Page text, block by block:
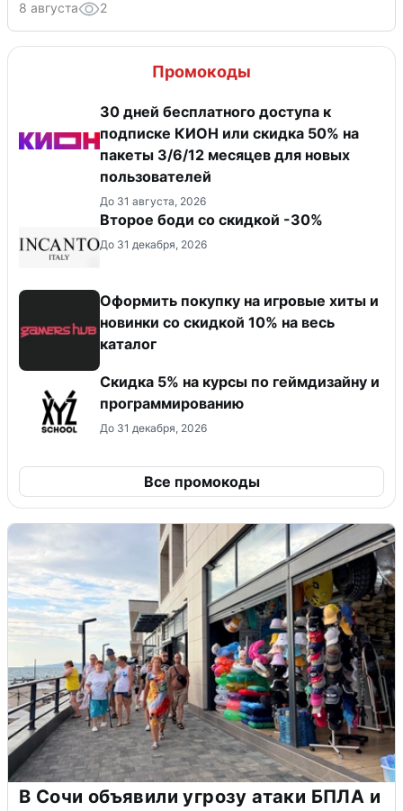
8 августа 2
Промокоды
30 дней бесплатного доступа к
подписке КИОН или скидка 50% на
пакеты 3/6/12 месяцев для новых
пользователей
До 31 августа, 2026
Второе боди со скидкой -30%
До 31 декабря, 2026
Оформить покупку на игровые хиты и
новинки со скидкой 10% на весь
каталог
Скидка 5% на курсы по геймдизайну и
программированию
До 31 декабря, 2026
Все промокоды
В Сочи объявили угрозу атаки БПЛА и